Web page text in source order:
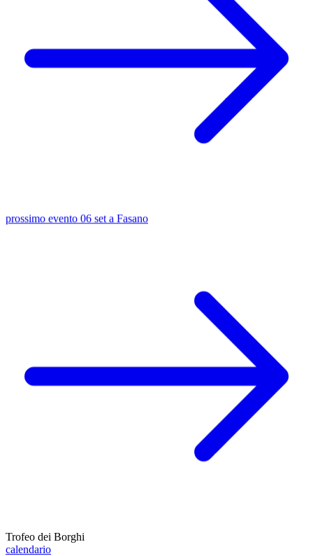
prossimo evento 06 set a Fasano
Trofeo dei Borghi
calendario